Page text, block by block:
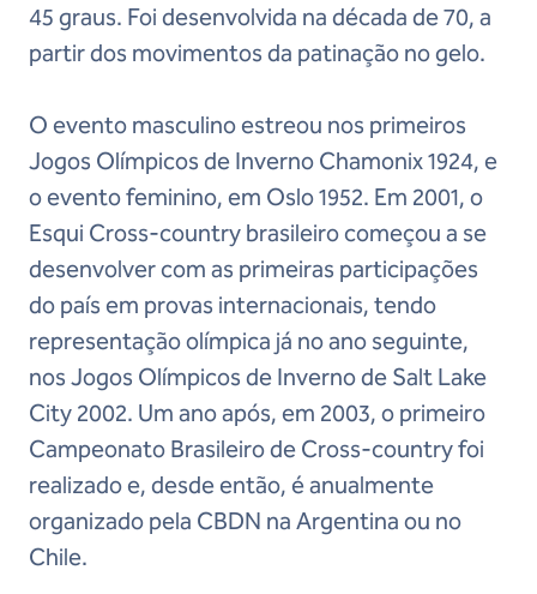
45 graus. Foi desenvolvida na década de 70, a
partir dos movimentos da patinação no gelo.
O evento masculino estreou nos primeiros
Jogos Olímpicos de Inverno Chamonix 1924, e
o evento feminino, em Oslo 1952. Em 2001, o
Esqui Cross-country brasileiro começou a se
desenvolver com as primeiras participações
do país em provas internacionais, tendo
representação olímpica já no ano seguinte,
nos Jogos Olímpicos de Inverno de Salt Lake
City 2002. Um ano após, em 2003, o primeiro
Campeonato Brasileiro de Cross-country foi
realizado e, desde então, é anualmente
organizado pela CBDN na Argentina ou no
Chile.